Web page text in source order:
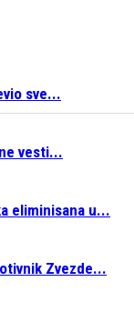
sve...
vesti...
eliminisana u...
Zvezde...